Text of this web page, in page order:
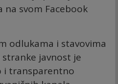
na svom Facebook
odlukama i stavovima
javnost je
i transparentno